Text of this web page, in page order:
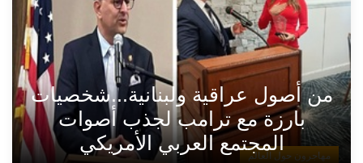
مهاجرون حول العالم
من أصول عراقية ولبنانية...شخصيات
بارزة مع ترامب لجذب أصوات
المجتمع العربي الأمريكي